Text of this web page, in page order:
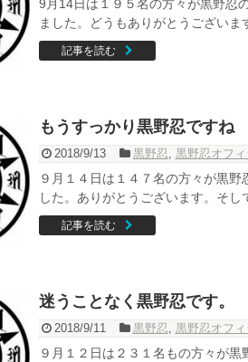
9月14日は１９５名の方々が黒野忍
ました。どうもありがとうござい
記事を読む
もうすっかり黒野忍ですね
2018/9/13 黒野忍, 黒野忍オフ
９月１４日は１４７名の方々が黒
した。ありがとうございます。そ
記事を読む
迷うことなく黒野忍です。
2018/9/11 黒野忍, 黒野忍オフ
９月１２日は２３１名もの方々が